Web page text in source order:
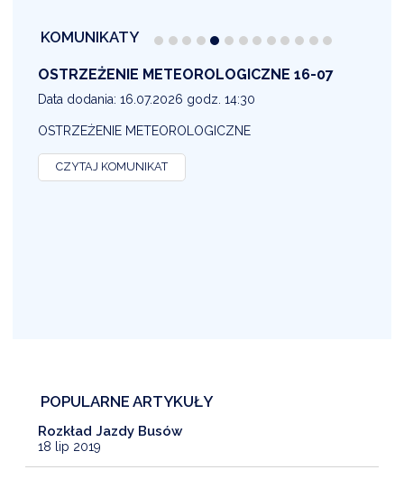
KOMUNIKATY
OSTRZEŻENIE METEOROLOGICZNE 16-07
Data dodania: 16.07.2026 godz. 14:30
OSTRZEŻENIE METEOROLOGICZNE
CZYTAJ KOMUNIKAT
POPULARNE ARTYKUŁY
Rozkład Jazdy Busów
18 lip 2019